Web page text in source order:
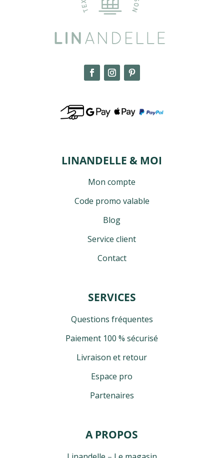
LINANDELLE & MOI
Mon compte
Code promo valable
Blog
Service client
Contact
SERVICES
Questions fréquentes
Paiement 100 % sécurisé
Livraison et retour
Espace pro
Partenaires
A PROPOS